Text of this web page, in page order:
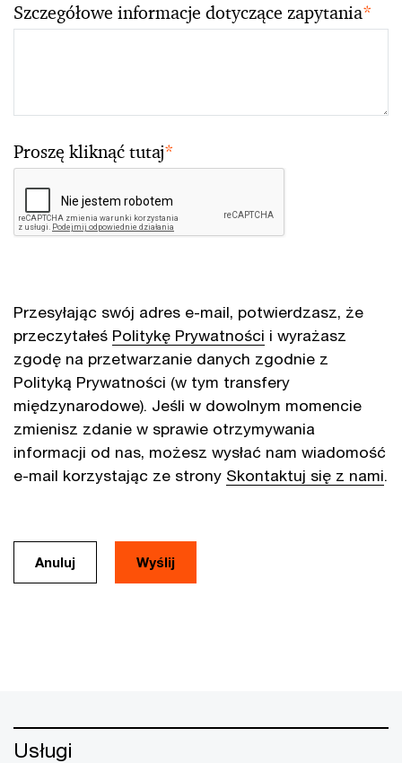
Szczegółowe informacje dotyczące zapytania*
Proszę kliknąć tutaj*
Przesyłając swój adres e-mail, potwierdzasz, że
przeczytałeś Politykę Prywatności i wyrażasz
zgodę na przetwarzanie danych zgodnie z
Polityką Prywatności (w tym transfery
międzynarodowe). Jeśli w dowolnym momencie
zmienisz zdanie w sprawie otrzymywania
informacji od nas, możesz wysłać nam wiadomość
e-mail korzystając ze strony Skontaktuj się z nami.
Anuluj
Usługi